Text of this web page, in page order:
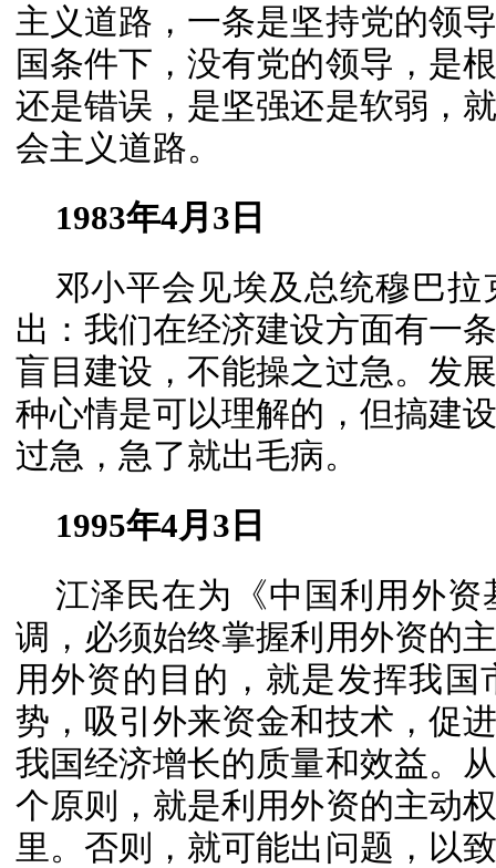
主义道路，一条是坚持党的领
国条件下，没有党的领导，是
还是错误，是坚强还是软弱，
会主义道路。
1983年4月3日
邓小平会见埃及总统穆巴
出：我们在经济建设方面有一
盲目建设，不能操之过急。发
种心情是可以理解的，但搞建
过急，急了就出毛病。
1995年4月3日
江泽民在为《中国利用外
调，必须始终掌握利用外资的
用外资的目的，就是发挥我
势，吸引外来资金和技术，促
我国经济增长的质量和效益。
个原则，就是利用外资的主动
里。否则，就可能出问题，以